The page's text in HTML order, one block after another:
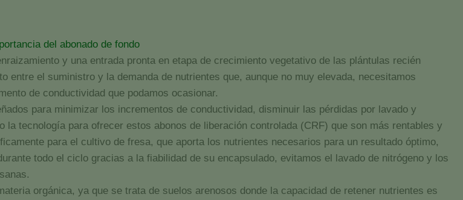
del abonado de fondo
y una entrada pronta en etapa de crecimiento vegetativo de las plántulas recién
el suministro y la demanda de nutrientes que, aunque no muy elevada, necesitamos
de conductividad que podamos ocasionar.
para minimizar los incrementos de conductividad, disminuir las pérdidas por lavado y
la tecnología para ofrecer estos abonos de liberación controlada (CRF) que son más rentables y
para el cultivo de fresa, que aporta los nutrientes necesarios para un resultado óptimo,
todo el ciclo gracias a la fiabilidad de su encapsulado, evitamos el lavado de nitrógeno y los
orgánica, ya que se trata de suelos arenosos donde la capacidad de retener nutrientes es